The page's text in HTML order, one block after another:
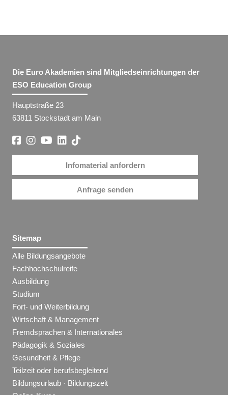
Die Euro Akademien sind Mitgliedseinrichtungen der
ESO Education Group
Hauptstraße 23
63811 Stockstadt am Main
Infomaterial anfordern
Anfrage senden
Sitemap
Alle Bildungsangebote
Fachhochschulreife
Ausbildung
Studium
Fort- und Weiterbildung
Wirtschaft & Management
Fremdsprachen & Internationales
Pädagogik & Soziales
Gesundheit & Pflege
Teilzeit oder berufsbegleitend
Bildungsurlaub · Bildungszeit